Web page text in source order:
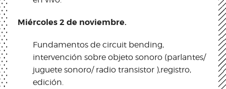
Miércoles 2 de noviembre.
Fundamentos de circuit bending,
intervención sobre objeto sonoro (parlantes/
juguete sonoro/ radio transistor ),registro,
edición.